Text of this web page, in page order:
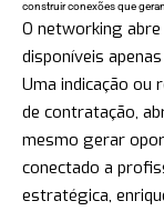
construir conexões que
O networking
disponíveis
Uma indicação ou
de contratação,
mesmo gerar
conectado a
estratégica,